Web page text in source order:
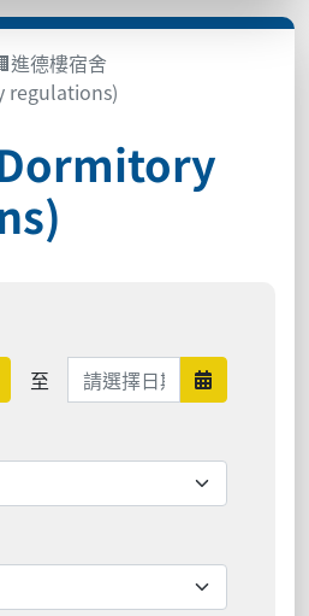
進德樓宿舍
regulations)
期範圍開始
至 日期範圍結束 日期範圍